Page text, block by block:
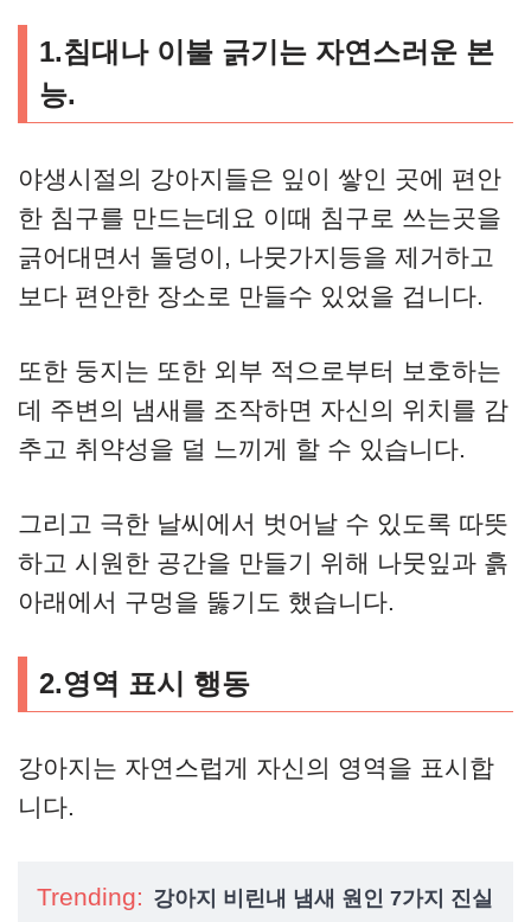
1.침대나 이불 긁기는 자연스러운 본
능.
야생시절의 강아지들은 잎이 쌓인 곳에 편안
한 침구를 만드는데요 이때 침구로 쓰는곳을
긁어대면서 돌덩이, 나뭇가지등을 제거하고
보다 편안한 장소로 만들수 있었을 겁니다.
또한 둥지는 또한 외부 적으로부터 보호하는
데 주변의 냄새를 조작하면 자신의 위치를 ​​감
추고 취약성을 덜 느끼게 할 수 있습니다.
그리고 극한 날씨에서 벗어날 수 있도록 따뜻
하고 시원한 공간을 만들기 위해 나뭇잎과 흙
아래에서 구멍을 뚫기도 했습니다.
2.영역 표시 행동
강아지는 자연스럽게 자신의 영역을 표시합
니다.
Trending: 강아지 비린내 냄새 원인 7가지 진실